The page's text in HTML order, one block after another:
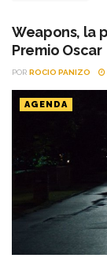
Kang, fue
Weapons, la
Premio Oscar
POR ROCIO PANIZO
AGENDA